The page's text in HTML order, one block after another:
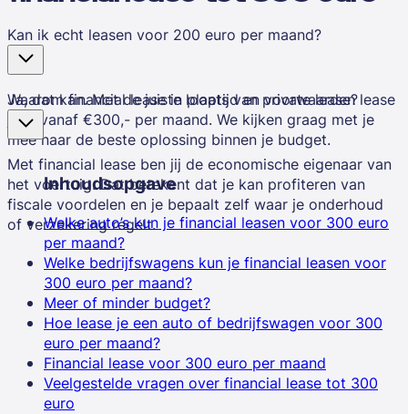
Kan ik echt leasen voor 200 euro per maand?
Ja, dat kan. Met de juiste looptijd en voorwaarden lease
je al vanaf €300,- per maand. We kijken graag met je
mee naar de beste oplossing binnen je budget.
Waarom financial lease in plaats van private lease?
Met financial lease ben jij de economische eigenaar van
het voertuig. Dat betekent dat je kan profiteren van
fiscale voordelen en je bepaalt zelf waar je onderhoud
of verzekering regelt.
Inhoudsopgave
Welke auto’s kun je financial leasen voor 300 euro
per maand?
Welke bedrijfswagens kun je financial leasen voor
300 euro per maand?
Meer of minder budget?
Hoe lease je een auto of bedrijfswagen voor 300
euro per maand?
Financial lease voor 300 euro per maand
Veelgestelde vragen over financial lease tot 300
euro